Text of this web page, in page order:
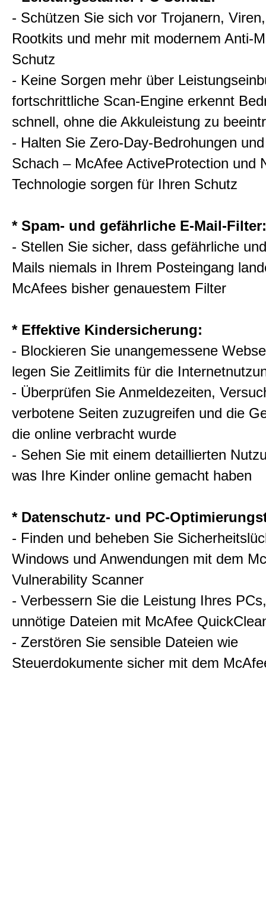
- Schützen Sie sich vor Trojanern,
Rootkits und mehr mit modernem Anti-
Schutz
- Keine Sorgen mehr über
fortschrittliche Scan-Engine erkennt
schnell, ohne die Akkuleistung zu
- Halten Sie Zero-Day-Bedrohungen
Schach – McAfee ActiveProtection und
Technologie sorgen für Ihren Schutz
* Spam- und gefährliche E-Mail-Filter:
- Stellen Sie sicher, dass gefährliche
Mails niemals in Ihrem Posteingang
McAfees bisher genauestem Filter
* Effektive Kindersicherung:
- Blockieren Sie unangemessene
legen Sie Zeitlimits für die
- Überprüfen Sie Anmeldezeiten,
verbotene Seiten zuzugreifen und die
die online verbracht wurde
- Sehen Sie mit einem detaillierten
was Ihre Kinder online gemacht haben
* Datenschutz- und PC-
- Finden und beheben Sie
Windows und Anwendungen mit dem
Vulnerability Scanner
- Verbessern Sie die Leistung Ihres
unnötige Dateien mit McAfee
- Zerstören Sie sensible Dateien wie
Steuerdokumente sicher mit dem